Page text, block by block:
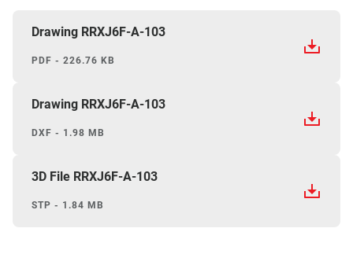
Drawing RRXJ6F-A-103
PDF - 226.76 KB
Drawing RRXJ6F-A-103
DXF - 1.98 MB
3D File RRXJ6F-A-103
STP - 1.84 MB